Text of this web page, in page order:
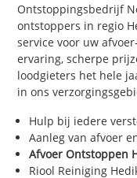
Ontstoppingsbedrijf
ontstoppers in regio
service voor uw
ervaring, scherpe
loodgieters het hele
in ons
Hulp bij iedere
Aanleg van afvoer
Afvoer Ontstoppen
Riool Reiniging